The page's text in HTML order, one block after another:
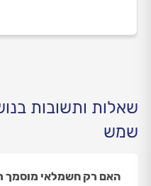
שאלות ותשובות
שמש
האם רק חשמלאי מוסמך